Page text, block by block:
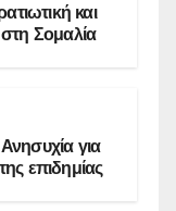
και
Σομαλία
για
επιδημίας